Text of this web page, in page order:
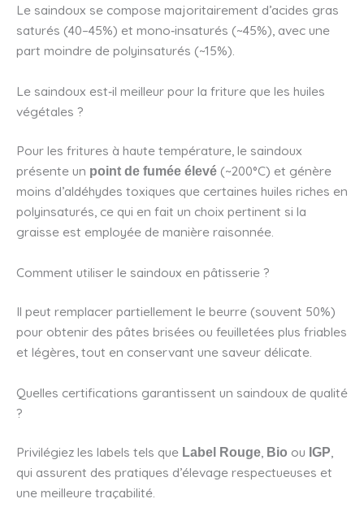
Le saindoux se compose majoritairement d’acides gras
saturés (40–45%) et mono‑insaturés (~45%), avec une
part moindre de polyinsaturés (~15%).
Le saindoux est‑il meilleur pour la friture que les huiles
végétales ?
Pour les fritures à haute température, le saindoux
présente un point de fumée élevé (~200°C) et génère
moins d’aldéhydes toxiques que certaines huiles riches en
polyinsaturés, ce qui en fait un choix pertinent si la
graisse est employée de manière raisonnée.
Comment utiliser le saindoux en pâtisserie ?
Il peut remplacer partiellement le beurre (souvent 50%)
pour obtenir des pâtes brisées ou feuilletées plus friables
et légères, tout en conservant une saveur délicate.
Quelles certifications garantissent un saindoux de qualité
?
Privilégiez les labels tels que Label Rouge Bio ou IGP
qui assurent des pratiques d’élevage respectueuses et
une meilleure traçabilité.